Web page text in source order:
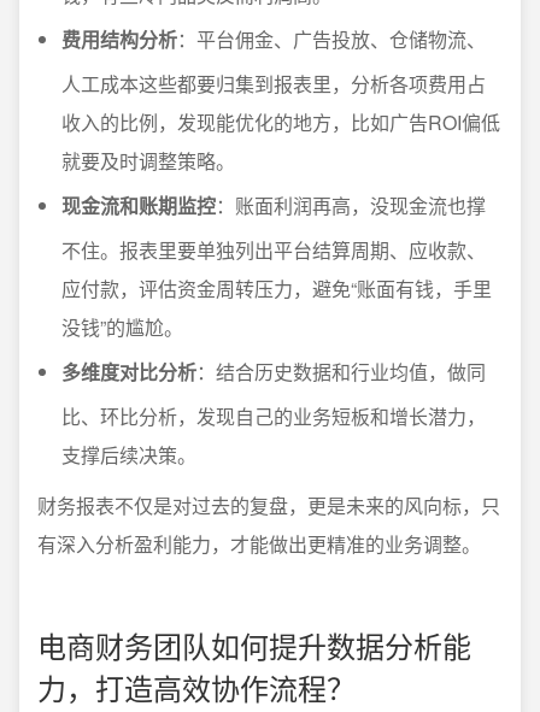
费用结构分析：平台佣金、广告投放、仓储物流、
人工成本这些都要归集到报表里，分析各项费用占
收入的比例，发现能优化的地方，比如广告ROI偏低
就要及时调整策略。
现金流和账期监控：账面利润再高，没现金流也撑
不住。报表里要单独列出平台结算周期、应收款、
应付款，评估资金周转压力，避免“账面有钱，手里
没钱”的尴尬。
多维度对比分析：结合历史数据和行业均值，做同
比、环比分析，发现自己的业务短板和增长潜力，
支撑后续决策。
财务报表不仅是对过去的复盘，更是未来的风向标，只
有深入分析盈利能力，才能做出更精准的业务调整。
电商财务团队如何提升数据分析能
力，打造高效协作流程？